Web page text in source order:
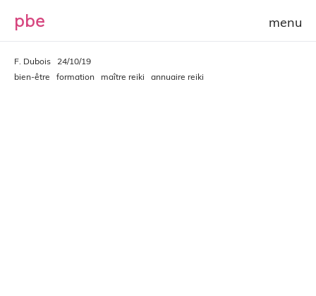
pbe
F. Dubois
24/10/19
bien-être
formation maître reiki annuaire reiki